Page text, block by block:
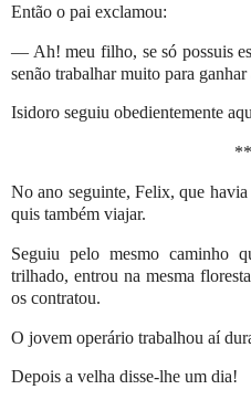
Então o pai exclamou:
— Ah! meu filho, se só possuis
senão trabalhar muito para ganhar
Isidoro seguiu obedientemente
No ano seguinte, Felix, que
quis também viajar.
Seguiu pelo mesmo caminho
trilhado, entrou na mesma
os contratou.
O jovem operário trabalhou aí
Depois a velha disse-lhe um dia!